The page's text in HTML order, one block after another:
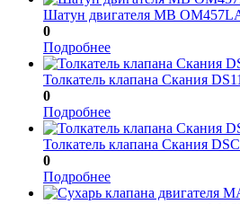
Шатун двигателя МВ
0
Подробнее
Толкатель клапана Скания
0
Подробнее
Толкатель клапана Скания
0
Подробнее